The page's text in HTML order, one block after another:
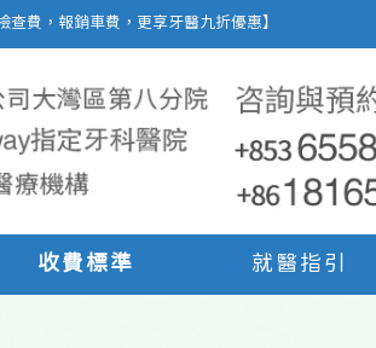
費，報銷車費，更享牙醫九折優惠】
收費標準 就醫指引